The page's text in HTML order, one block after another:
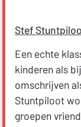
Stef
Een echte
kinderen als
omschrijven
Stuntpiloot
groepen